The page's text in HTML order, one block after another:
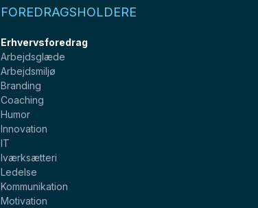
FOREDRAGSHOLDERE
Erhvervsforedrag
Arbejdsglæde
Arbejdsmiljø
Branding
Coaching
Humor
Innovation
IT
Iværksætteri
Ledelse
Kommunikation
Motivation